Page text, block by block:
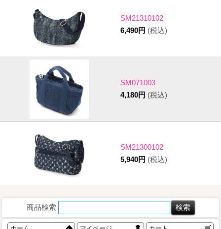
SM21310102
6,490円 (税込)
SM071003
4,180円 (税込)
SM21300102
5,940円 (税込)
商品検索